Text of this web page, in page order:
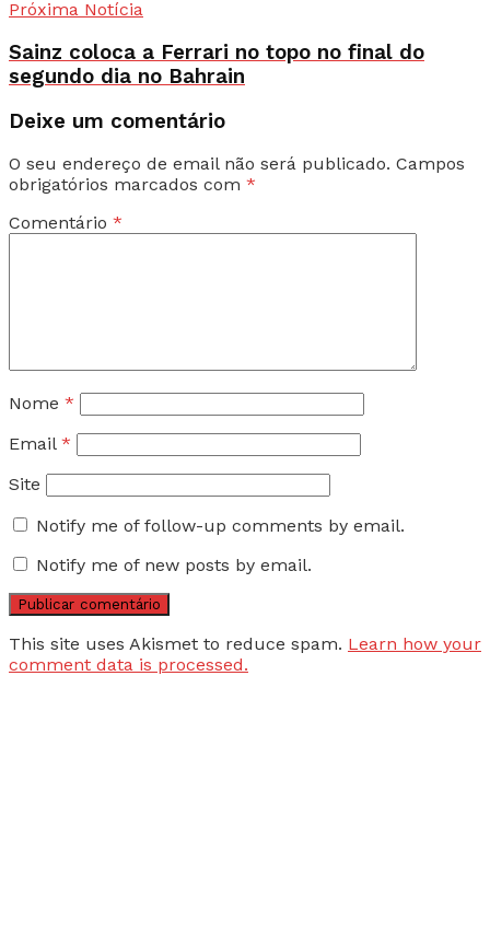
Próxima Notícia
Sainz coloca a Ferrari no topo no final do
segundo dia no Bahrain
Deixe um comentário
O seu endereço de email não será publicado. Campos
obrigatórios marcados com *
Comentário *
Nome *
Email *
Site
Notify me of follow-up comments by email.
Notify me of new posts by email.
This site uses Akismet to reduce spam. Learn how your
comment data is processed.